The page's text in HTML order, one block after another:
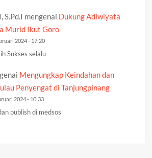
S.Pd.I mengenai Dukung Adiwiyata
Murid Ikut Goro
2024 - 17:20
Sukses selalu
Mengungkap Keindahan dan
Penyengat di Tanjungpinang
2024 - 10:33
publish di medsos